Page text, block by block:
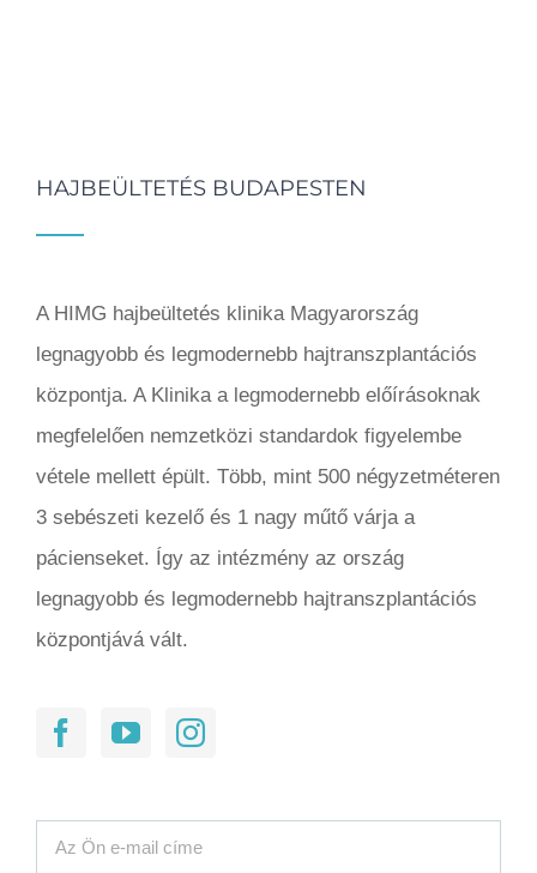
HAJBEÜLTETÉS BUDAPESTEN
A HIMG hajbeültetés klinika Magyarország
legnagyobb és legmodernebb hajtranszplantációs
központja. A Klinika a legmodernebb előírásoknak
megfelelően nemzetközi standardok figyelembe
vétele mellett épült. Több, mint 500 négyzetméteren
3 sebészeti kezelő és 1 nagy műtő várja a
pácienseket. Így az intézmény az ország
legnagyobb és legmodernebb hajtranszplantációs
központjává vált.